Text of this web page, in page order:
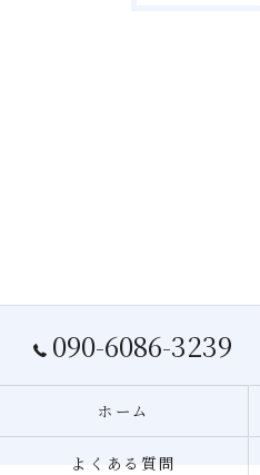
090-6086-3239
ホーム
よくある質問